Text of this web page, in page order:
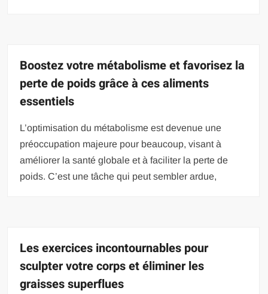
Boostez votre métabolisme et favorisez la
perte de poids grâce à ces aliments
essentiels
L’optimisation du métabolisme est devenue une
préoccupation majeure pour beaucoup, visant à
améliorer la santé globale et à faciliter la perte de
poids. C’est une tâche qui peut sembler ardue,
Les exercices incontournables pour
sculpter votre corps et éliminer les
graisses superflues